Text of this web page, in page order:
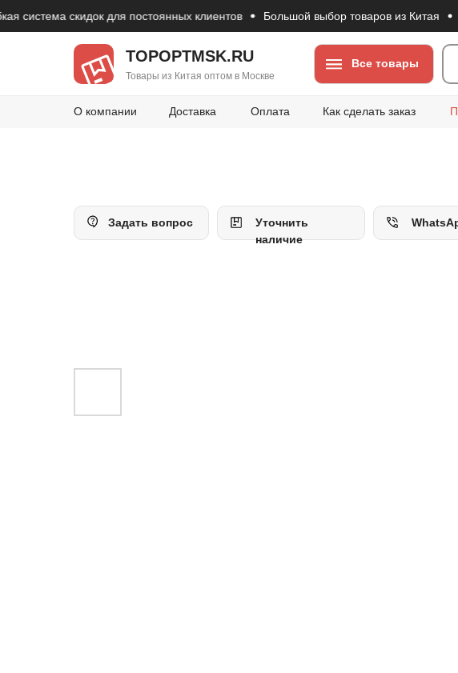
скидок для постоянных клиентов Большой выбор товаров из Китая
TOPOPTMSK.RU
Товары из Китая оптом в Москве
Все товары
О компании Доставка Оплата Как сделать заказ
Уточнить
наличие
Задать вопрос